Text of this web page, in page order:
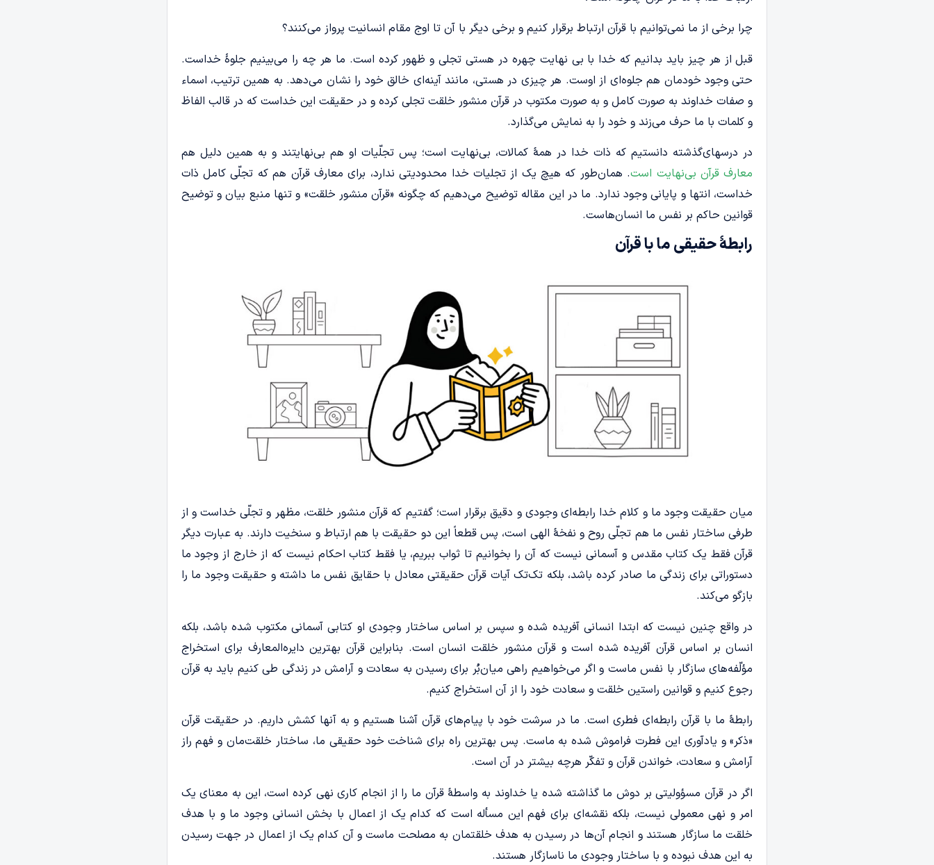
چرا برخی از ما نمی‌توانیم با قرآن ارتباط برقرار کنیم و برخی دیگر با آن تا اوج مقام انسانیت پرواز می‌کنند؟
قبل از هر چیز باید بدانیم که خدا با بی نهایت چهره در هستی تجلی و ظهور کرده است. ما هر چه را می‌بینیم جلوۀ خداست.
حتی وجود خودمان هم جلوه‌ای از اوست. هر چیزی در هستی، مانند آینه‌ای خالق خود را نشان می‌دهد. به همین ترتیب، اسماء
و صفات خداوند به صورت کامل و به صورت مکتوب در قرآن منشور خلقت تجلی کرده و در حقیقت این خداست که در قالب الفاظ
و کلمات با ما حرف می‌زند و خود را به نمایش می‌گذارد.
در درسهای‌گذشته دانستیم که ذات خدا در همۀ کمالات، بی‌نهایت است؛ پس تجلّیات او هم بی‌نهایتند و به همین دلیل هم
معارف قرآن بی‌نهایت است. همان‌طور که هیچ یک از تجلیات خدا محدودیتی ندارد، برای معارف قرآن هم که تجلّی کامل ذات
خداست، انتها و پایانی وجود ندارد. ما در این مقاله توضیح می‌دهیم که چگونه «قرآن منشور خلقت» و تنها منبع بیان و توضیح
قوانین حاکم بر نفس ما انسان‌هاست.
رابطۀ حقیقی ما با قرآن
میان حقیقت وجود ما و کلام خدا رابطه‌ای وجودی و دقیق برقرار است؛ گفتیم که قرآن منشور خلقت، مظهر و تجلّی خداست و از
طرفی ساختار نفس ما هم تجلّی روح و نفخۀ الهی است، پس قطعاً این دو حقیقت با هم ارتباط و سنخیت دارند. به عبارت دیگر
قرآن فقط یک کتاب مقدس و آسمانی نیست که آن را بخوانیم تا ثواب ببریم، یا فقط کتاب احکام نیست که از خارج از وجود ما
دستوراتی برای زندگی ما صادر کرده باشد، بلکه تک‌تک آیات قرآن حقیقتی معادل با حقایق نفس ما داشته و حقیقت وجود ما را
بازگو می‌کند.
در واقع چنین نیست که ابتدا انسانی آفریده شده و سپس بر اساس ساختار وجودی او کتابی آسمانی مکتوب شده باشد، بلکه
انسان بر اساس قرآن آفریده شده است و قرآن منشور خلقت انسان است. بنابراین قرآن بهترین دایره‌المعارف برای استخراج
مؤلّفه‌های سازگار با نفس ماست و اگر می‌خواهیم راهی میان‌بُر برای رسیدن به سعادت و آرامش در زندگی طی کنیم باید به قرآن
رجوع کنیم و قوانین راستین خلقت و سعادت خود را از آن استخراج کنیم.
رابطۀ ما با قرآن رابطه‌ای فطری ا‌ست. ما در سرشت خود با پیام‌های قرآن آشنا هستیم و به آنها کشش داریم. در حقیقت قرآن
«ذکر» و یادآوری این فطرت فراموش شده به ماست. پس بهترین راه برای شناخت خود حقیقی ما، ساختار خلقت‌مان و فهم راز
آرامش و سعادت، خواندن قرآن و تفکّر هرچه بیشتر در آن است.
اگر در قرآن مسؤولیتی بر دوش ما گذاشته شده یا خداوند به واسطۀ قرآن ما را از انجام کاری نهی کرده است، این به معنای یک
امر و نهی‌ معمولی نیست، بلکه نقشه‌ای برای فهم این مسأله است که کدام یک از اعمال با بخش انسانی وجود ما و با هدف
خلقت ما سازگار هستند و انجام آن‌ها در رسیدن به هدف خلقتمان به مصلحت ماست و آن کدام یک از اعمال در جهت رسیدن
به این هدف نبوده و با ساختار وجودی ما ناسازگار هستند.